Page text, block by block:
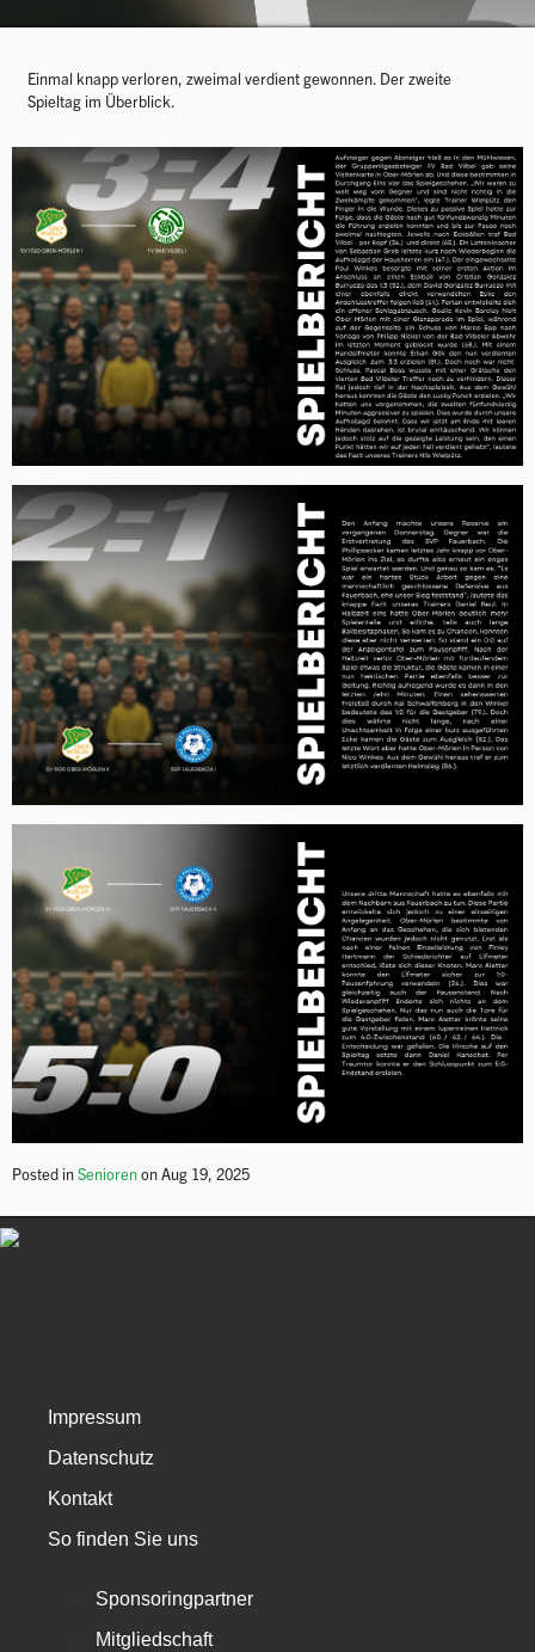
Einmal knapp verloren, zweimal verdient gewonnen. Der zweite
Spieltag im Überblick.
Posted inSeniorenon Aug 19, 2025
Impressum
Datenschutz
Kontakt
So finden Sie uns
Sponsoringpartner
Mitgliedschaft